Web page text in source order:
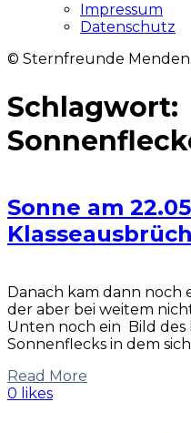
Impressum
Datenschutz
© Sternfreunde
Schlagwort:
Sonne am
Danach kam dann noch
der aber bei weitem
Unten noch ein Bild
Sonnenflecks in dem sich
Read More
0 likes